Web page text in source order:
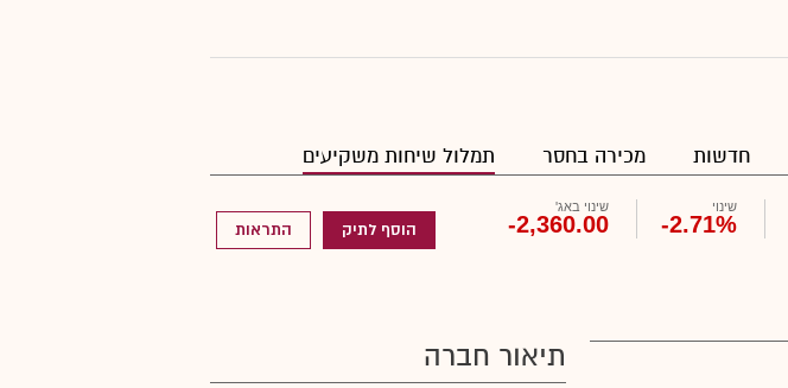
חדשות מכירה בחסר תמלול שיחות משקיעים
שינוי
-2.71%
שינוי באג'
-2,360.00 הוסף לתיק התראות
תיאור חברה